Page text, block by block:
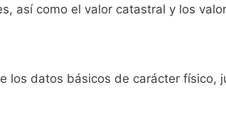
así como el valor catastral y los
datos básicos de carácter físico,